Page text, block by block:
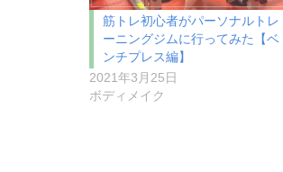
筋トレ初心者がパーソナルトレ
ーニングジムに行ってみた【ベ
ンチプレス編】
2021年3月25日
ボディメイク